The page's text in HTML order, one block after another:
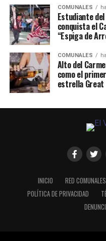
COMUNALES
Estudiante
conquista el
“Espiga de
COMUNALES
Alto del
como el
estrella
INICIO RED COMUNALES
POLÍTICA DE PRIVACIDAD